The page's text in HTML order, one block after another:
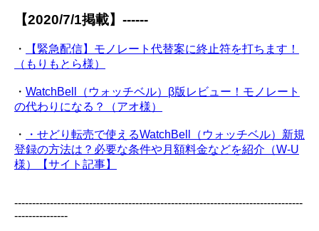
【2020/7/1掲載】------
・
【緊急配信】モノレート代替案に終止符を打ちます！
（もりもとら様）
・ WatchBell（ウォッチベル）β版レビュー！モノレート
の代わりになる？（アオ様）
・
・せどり転売で使えるWatchBell（ウォッチベル）新規
登録の方法は？必要な条件や月額料金などを紹介（W-U
様）【サイト記事】
---------------------------------------------------------------------------------
---------------